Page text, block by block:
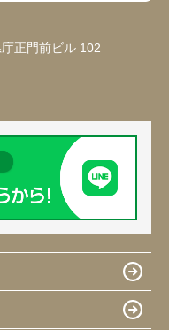
正門前ビル 102